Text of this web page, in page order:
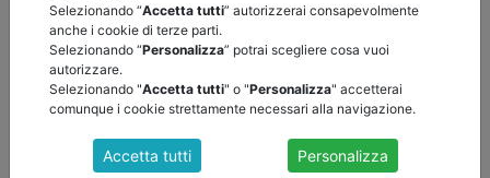
home documenti pubblici altri/torna indietro
DOCUMENTI PUBBLICI
CDP CIRCOLARE 1297 MUTUI ENTI LOCALI
Selezionando “Accetta tutti” autorizzerai consapevolmente
anche i cookie di terze parti.
Selezionando “Personalizza” potrai scegliere cosa vuoi
autorizzare.
Selezionando "Accetta tutti" o "Personalizza" accetterai
comunque i cookie strettamente necessari alla navigazione.
Accetta tutti Personalizza